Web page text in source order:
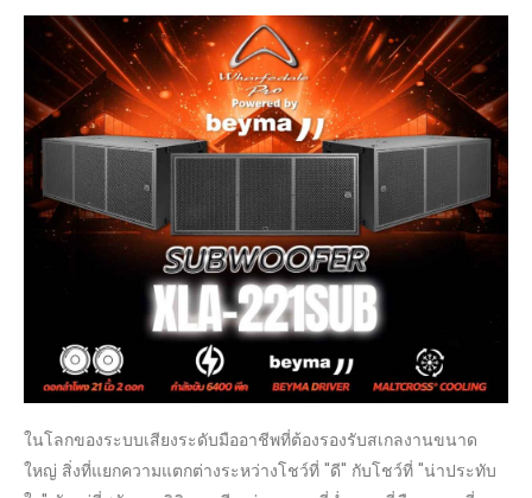
ในโลกของระบบเสียงระดับมืออาชีพที่ต้องรองรับสเกลงานขนาด
ใหญ่ สิ่งที่แยกความแตกต่างระหว่างโชว์ที่ "ดี" กับโชว์ที่ "น่าประทับ